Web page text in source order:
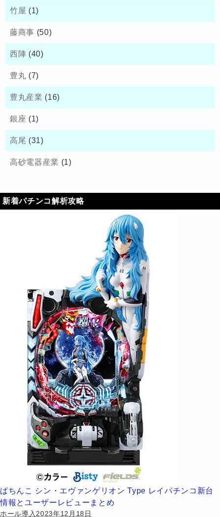
竹屋 (1)
藤商事 (50)
西陣 (40)
豊丸 (7)
豊丸産業 (16)
銀座 (1)
高尾 (31)
高砂電器産業 (1)
新着パチンコ解析攻略
ぱちんこ シン・エヴァンゲリオン Type レイパチンコ新台
情報とユーザーレビューまとめ
ホール導入2023年12月18日